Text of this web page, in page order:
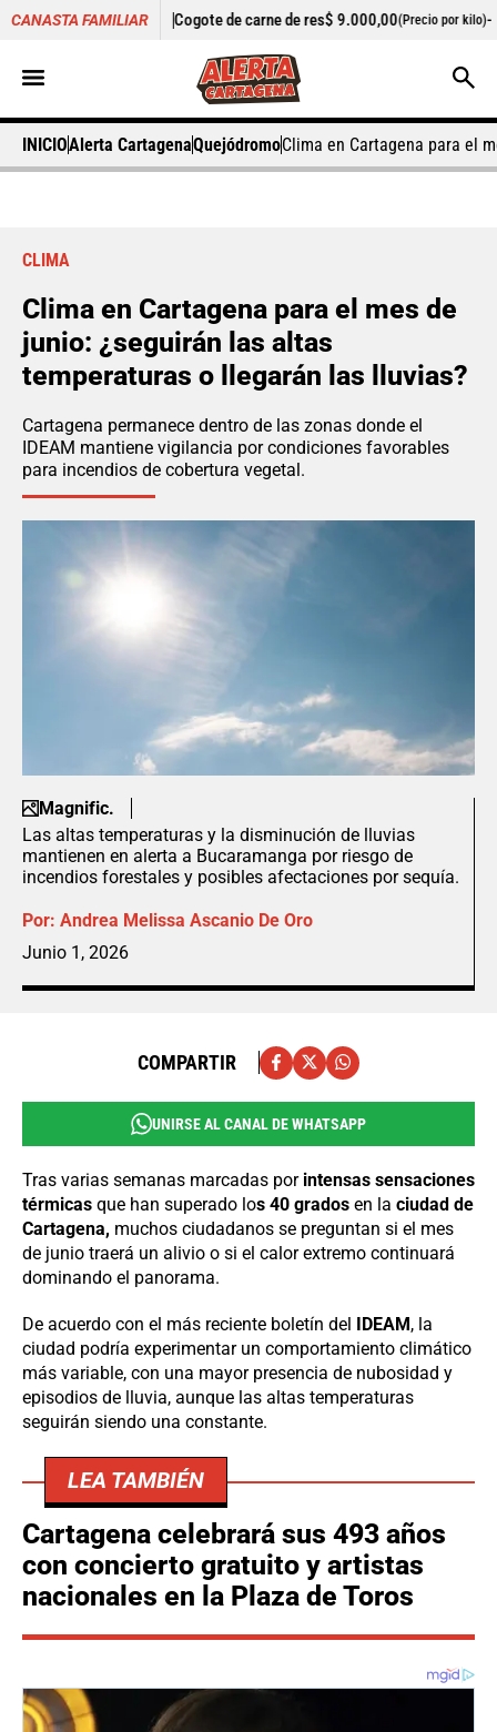
CANASTA FAMILIAR
+0,56% Cogote de carne de res$ 9.000,00 (Precio por kilo)- Cilantro$
INICIOAlerta CartagenaQuejódromoClima en Cartagena para el
CLIMA
Clima en Cartagena para el mes de
junio: ¿seguirán las altas
temperaturas o llegarán las lluvias?
Cartagena permanece dentro de las zonas donde el
IDEAM mantiene vigilancia por condiciones favorables
para incendios de cobertura vegetal.
Magnific.
Las altas temperaturas y la disminución de lluvias
mantienen en alerta a Bucaramanga por riesgo de
incendios forestales y posibles afectaciones por sequía.
Por: Andrea Melissa Ascanio De Oro
Junio 1, 2026
COMPARTIR
UNIRSE AL CANAL DE WHATSAPP
Tras varias semanas marcadas por intensas sensaciones
térmicas que han superado los 40 grados en la ciudad de
Cartagena, muchos ciudadanos se preguntan si el mes
de junio traerá un alivio o si el calor extremo continuará
dominando el panorama.
De acuerdo con el más reciente boletín del IDEAM, la
ciudad podría experimentar un comportamiento climático
más variable, con una mayor presencia de nubosidad y
episodios de lluvia, aunque las altas temperaturas
seguirán siendo una constante.
LEA TAMBIÉN
Cartagena celebrará sus 493 años
con concierto gratuito y artistas
nacionales en la Plaza de Toros